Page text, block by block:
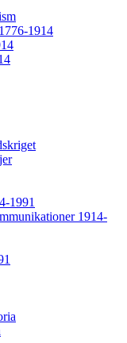
1914
1991
1914-